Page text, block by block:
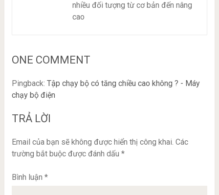
nhiều đối tượng từ cơ bản đến nâng
cao
ONE COMMENT
Pingback: Tập chạy bộ có tăng chiều cao không ? - Máy
chạy bộ điện
TRẢ LỜI
Email của bạn sẽ không được hiển thị công khai. Các
trường bắt buộc được đánh dấu *
Bình luận *